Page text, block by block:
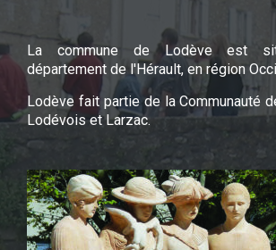
La commune de Lodève est
département de l'Hérault, en région
Lodève fait partie de la Communauté
Lodévois et Larzac.